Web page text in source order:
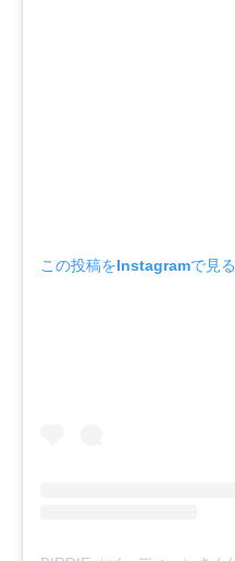
この投稿をInstagramで見る